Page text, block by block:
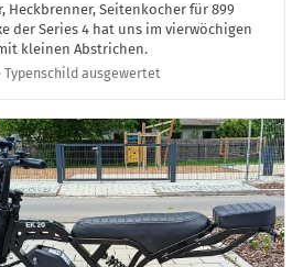
Heckbrenner, Seitenkocher für 899
der Series 4 hat uns im vierwöchigen
kleinen Abstrichen.
Typenschild ausgewertet